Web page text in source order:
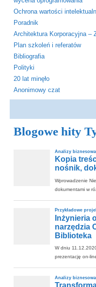
Ochrona wartości
Poradnik
Architektura Korporacyjna –
Plan szkoleń i referatów
Bibliografia
Polityki
20 lat minęło
Anonimowy czat
Blogowe hity